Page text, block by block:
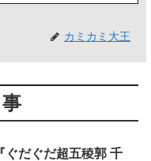
カミカミ大王
ぐだぐだ超五稜郭 千